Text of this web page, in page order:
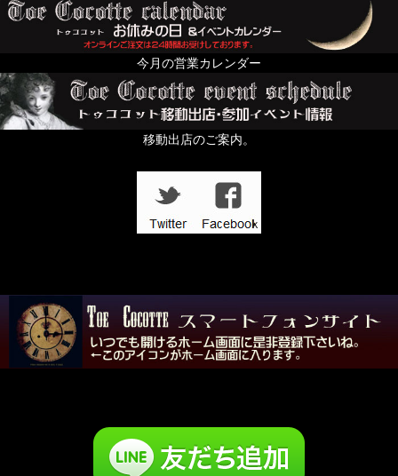
オブジェ・人形・立体アート
ちょっと配るのにおすすめプチギフト特集
すずらんの日
今月の営業カレンダー
移動出店のご案内。